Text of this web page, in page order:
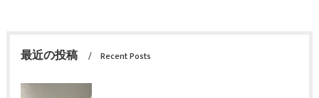
最近の投稿 Recent Posts